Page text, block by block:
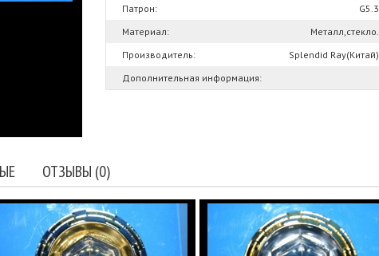
Патрон:
G5.3
Материал:
Металл,стекло.
Производитель:
Splendid Ray(Китай)
Дополнительная информация:
ОТЗЫВЫ (0)